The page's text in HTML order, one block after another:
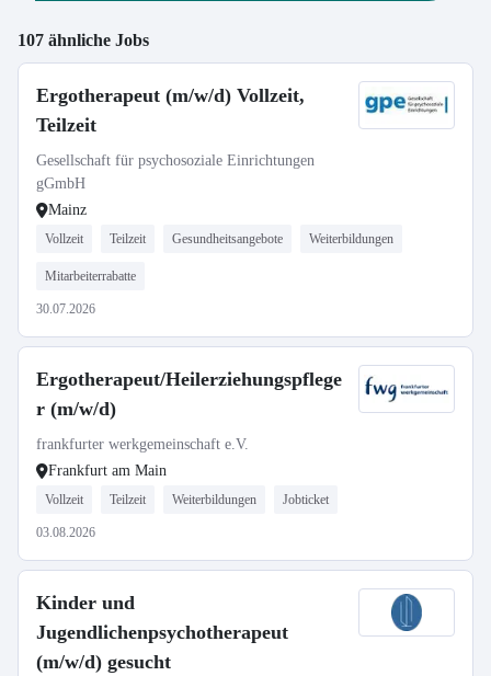
107 ähnliche Jobs
Ergotherapeut (m/w/d) Vollzeit,
Teilzeit
Gesellschaft für psychosoziale Einrichtungen
gGmbH
Mainz
Vollzeit Teilzeit Gesundheitsangebote Weiterbildungen
Mitarbeiterrabatte
30.07.2026
Ergotherapeut/Heilerziehungspflege
r (m/w/d)
frankfurter werkgemeinschaft e.V.
Frankfurt am Main
Vollzeit Teilzeit Weiterbildungen Jobticket
03.08.2026
Kinder und
Jugendlichenpsychotherapeut
(m/w/d) gesucht